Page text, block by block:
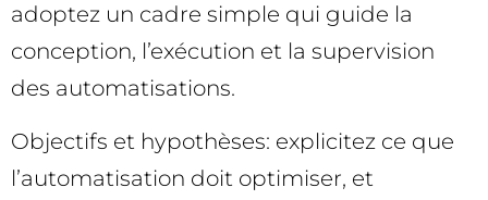
adoptez un cadre simple qui guide la
conception, l’exécution et la supervision
des automatisations.
Objectifs et hypothèses: explicitez ce que
l’automatisation doit optimiser, et